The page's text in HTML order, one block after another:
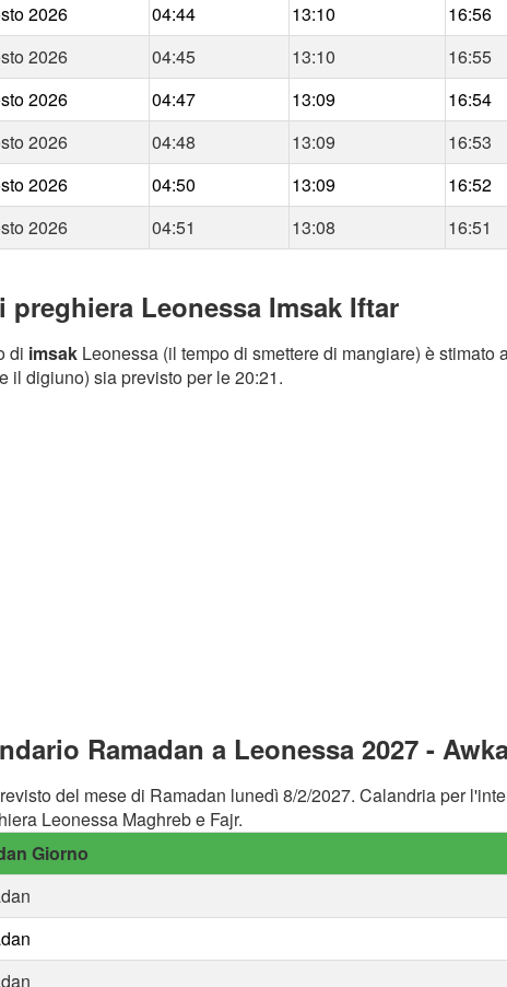
2026
04:44 13:10 16:56
2026
04:45 13:10 16:55
2026
04:47 13:09 16:54
2026
04:48 13:09 16:53
2026
04:50 13:09 16:52
2026
04:51 13:08 16:51
preghiera Leonessa Imsak Iftar
di imsak Leonessa (il tempo di smettere di mangiare) è stimato
il digiuno) sia previsto per le 20:21.
Ramadan a Leonessa 2027 -
del mese di Ramadan lunedì 8/2/2027. Calandria per
Leonessa Maghreb e Fajr.
Giorno